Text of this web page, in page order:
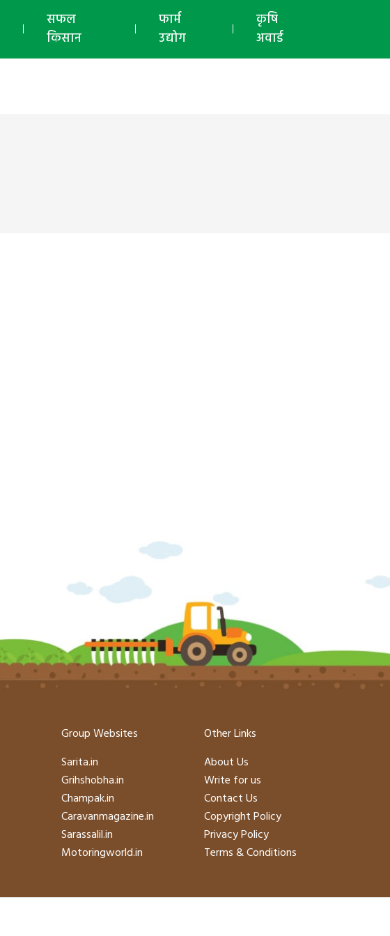
सफल
किसान
फार्म
उद्योग
कृषि
अवार्ड
Group Websites
Sarita.in
Grihshobha.in
Champak.in
Caravanmagazine.in
Sarassalil.in
Motoringworld.in
Other Links
About Us
Write for us
Contact Us
Copyright Policy
Privacy Policy
Terms & Conditions